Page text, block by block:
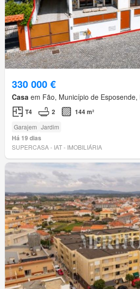
330 000 €
Casa em Fão, Município de Esposende,
T4 2 144 m²
Garajem Jardim
Há 19 dias
SUPERCASA - IAT - IMOBILIÁRIA